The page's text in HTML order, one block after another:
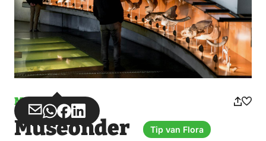
Museum
Deel
via
Deel
via
Deel
op
Deel
op
Museonder Tip van Flora